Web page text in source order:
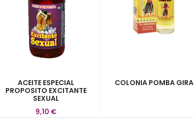
ACEITE ESPECIAL
PROPOSITO EXCITANTE
SEXUAL
9,10 €
COLONIA POMBA GIRA